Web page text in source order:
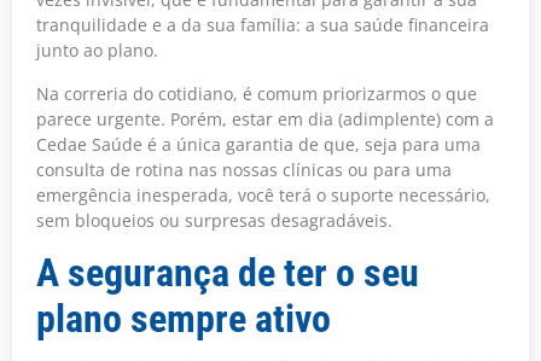
tranquilidade e a da sua família: a sua saúde financeira
junto ao plano.
Na correria do cotidiano, é comum priorizarmos o que
parece urgente. Porém, estar em dia (adimplente) com a
Cedae Saúde é a única garantia de que, seja para uma
consulta de rotina nas nossas clínicas ou para uma
emergência inesperada, você terá o suporte necessário,
sem bloqueios ou surpresas desagradáveis.
A segurança de ter o seu
plano sempre ativo